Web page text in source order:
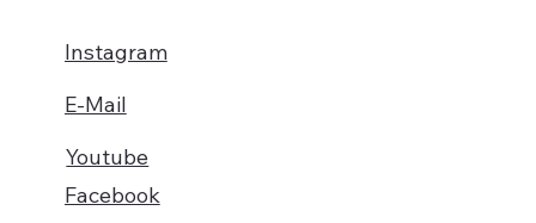
Instagram
Facebook
Youtube
E-Mail